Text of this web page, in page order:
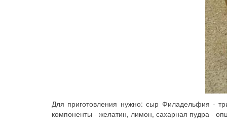
Для приготовления нужно: сыр Филадельфия -
компоненты - желатин, лимон, сахарная пудра -